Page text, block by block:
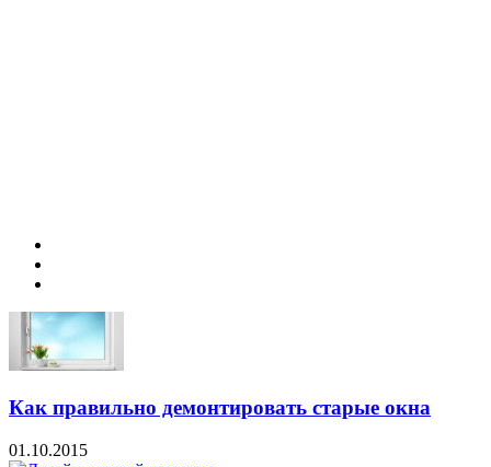
Как правильно демонтировать старые окна
01.10.2015